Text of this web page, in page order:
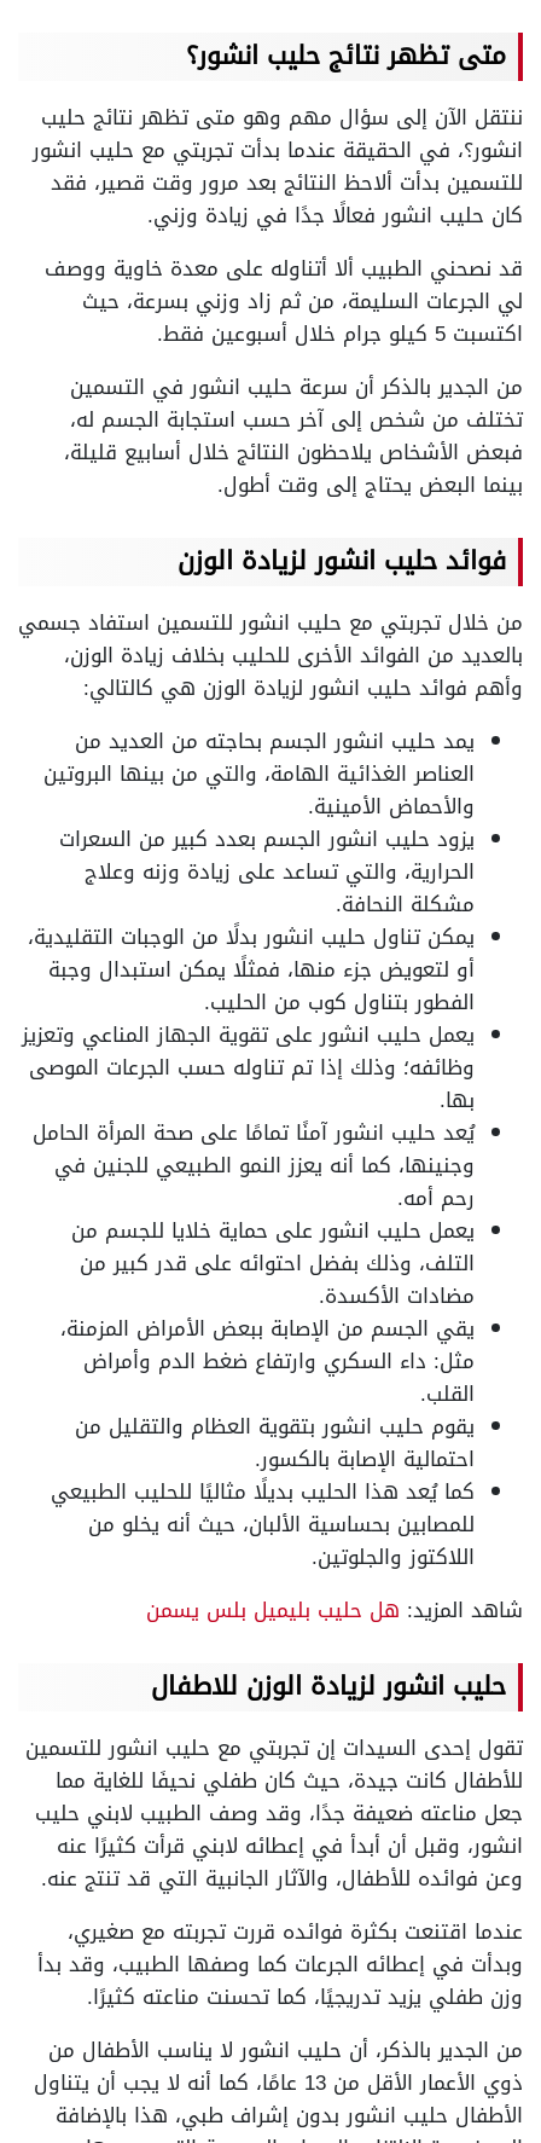
متى تظهر نتائج حليب انشور؟
ننتقل الآن إلى سؤال مهم وهو متى تظهر نتائج حليب
انشور؟، في الحقيقة عندما بدأت تجربتي مع حليب انشور
للتسمين بدأت ألاحظ النتائج بعد مرور وقت قصير، فقد
كان حليب انشور فعالًا جدًا في زيادة وزني.
قد نصحني الطبيب ألا أتناوله على معدة خاوية ووصف
لي الجرعات السليمة، من ثم زاد وزني بسرعة، حيث
اكتسبت 5 كيلو جرام خلال أسبوعين فقط.
من الجدير بالذكر أن سرعة حليب انشور في التسمين
تختلف من شخص إلى آخر حسب استجابة الجسم له،
فبعض الأشخاص يلاحظون النتائج خلال أسابيع قليلة،
بينما البعض يحتاج إلى وقت أطول.
فوائد حليب انشور لزيادة الوزن
من خلال تجربتي مع حليب انشور للتسمين استفاد جسمي
بالعديد من الفوائد الأخرى للحليب بخلاف زيادة الوزن،
وأهم فوائد حليب انشور لزيادة الوزن هي كالتالي:
يمد حليب انشور الجسم بحاجته من العديد من
العناصر الغذائية الهامة، والتي من بينها البروتين
والأحماض الأمينية.
يزود حليب انشور الجسم بعدد كبير من السعرات
الحرارية، والتي تساعد على زيادة وزنه وعلاج
مشكلة النحافة.
يمكن تناول حليب انشور بدلًا من الوجبات التقليدية،
أو لتعويض جزء منها، فمثلًا يمكن استبدال وجبة
الفطور بتناول كوب من الحليب.
يعمل حليب انشور على تقوية الجهاز المناعي وتعزيز
وظائفه؛ وذلك إذا تم تناوله حسب الجرعات الموصى
بها.
يُعد حليب انشور آمنًا تمامًا على صحة المرأة الحامل
وجنينها، كما أنه يعزز النمو الطبيعي للجنين في
رحم أمه.
يعمل حليب انشور على حماية خلايا للجسم من
التلف، وذلك بفضل احتوائه على قدر كبير من
مضادات الأكسدة.
يقي الجسم من الإصابة ببعض الأمراض المزمنة،
مثل: داء السكري وارتفاع ضغط الدم وأمراض
القلب.
يقوم حليب انشور بتقوية العظام والتقليل من
احتمالية الإصابة بالكسور.
كما يُعد هذا الحليب بديلًا مثاليًا للحليب الطبيعي
للمصابين بحساسية الألبان، حيث أنه يخلو من
اللاكتوز والجلوتين.
شاهد المزيد: هل حليب بليميل بلس يسمن
حليب انشور لزيادة الوزن للاطفال
تقول إحدى السيدات إن تجربتي مع حليب انشور للتسمين
للأطفال كانت جيدة، حيث كان طفلي نحيفَا للغاية مما
جعل مناعته ضعيفة جدًا، وقد وصف الطبيب لابني حليب
انشور، وقبل أن أبدأ في إعطائه لابني قرأت كثيرًا عنه
وعن فوائده للأطفال، والآثار الجانبية التي قد تنتج عنه.
عندما اقتنعت بكثرة فوائده قررت تجربته مع صغيري،
وبدأت في إعطائه الجرعات كما وصفها الطبيب، وقد بدأ
وزن طفلي يزيد تدريجيًا، كما تحسنت مناعته كثيرًا.
من الجدير بالذكر، أن حليب انشور لا يناسب الأطفال من
ذوي الأعمار الأقل من 13 عامًا، كما أنه لا يجب أن يتناول
الأطفال حليب انشور بدون إشراف طبي، هذا بالإضافة